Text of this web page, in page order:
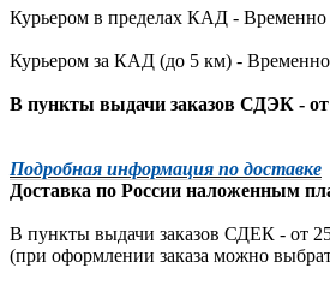
Курьером в пределах КАД - Временно
Курьером за КАД (до 5 км) - Временно
В пункты выдачи заказов СДЭК - от
Подробная информация по доставке
Доставка по России наложенным
В пункты выдачи заказов СДЕК - от
(при оформлении заказа можно